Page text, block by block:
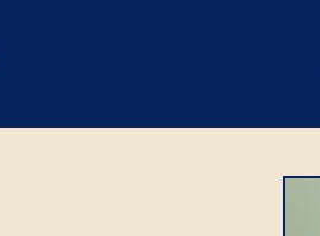
ОБЕРІТЬ ДАТУ